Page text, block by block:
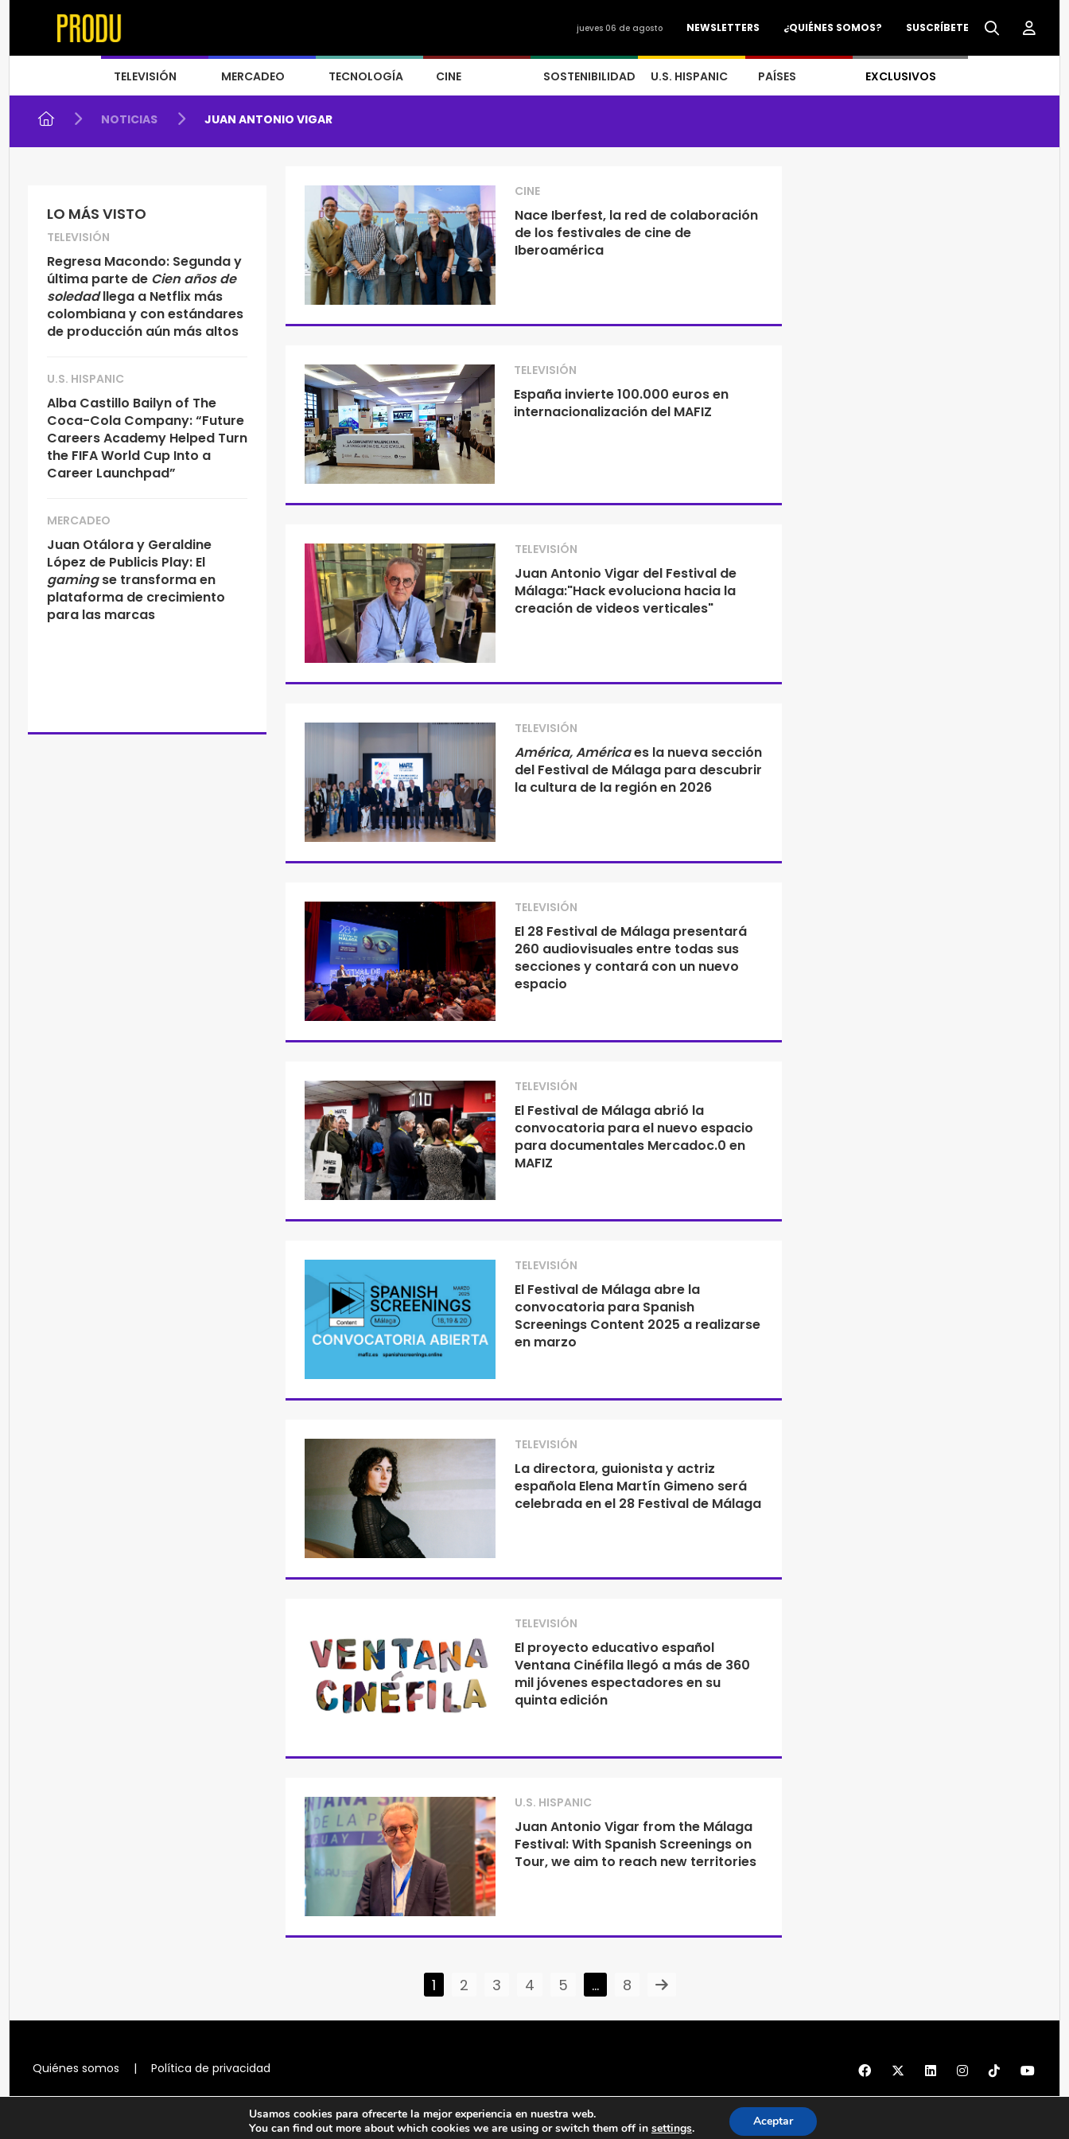
SUSCRÍBETE
¿QUIÉNES SOMOS?
NEWSLETTERS
jueves 06 de agosto
TELEVISIÓN MERCADEO TECNOLOGÍA CINE SOSTENIBILIDAD U.S. HISPANIC PAÍSES EXCLUSIVOS
NOTICIAS JUAN ANTONIO VIGAR
LO MÁS VISTO
TELEVISIÓN
Regresa Macondo: Segunda y
última parte de Cien años de
soledadllega a Netflix más
colombiana y con estándares
de producción aún más altos
U.S. HISPANIC
Alba Castillo Bailyn of The
Coca-Cola Company: “Future
Careers Academy Helped Turn
the FIFA World Cup Into a
Career Launchpad”
MERCADEO
Juan Otálora y Geraldine
López de Publicis Play: El
gamingse transforma en
plataforma de crecimiento
para las marcas
CINE
Nace Iberfest, la red de colaboración
de los festivales de cine de
Iberoamérica
TELEVISIÓN
España invierte 100.000 euros en
internacionalización del MAFIZ
TELEVISIÓN
Juan Antonio Vigar del Festival de
Málaga:"Hack evoluciona hacia la
creación de videos verticales"
TELEVISIÓN
América, Américaes la nueva sección
del Festival de Málaga para descubrir
la cultura de la región en 2026
TELEVISIÓN
El 28 Festival de Málaga presentará
260 audiovisuales entre todas sus
secciones y contará con un nuevo
espacio
TELEVISIÓN
El Festival de Málaga abrió la
convocatoria para el nuevo espacio
para documentales Mercadoc.0 en
MAFIZ
TELEVISIÓN
El Festival de Málaga abre la
convocatoria para Spanish
Screenings Content 2025 a realizarse
en marzo
TELEVISIÓN
La directora, guionista y actriz
española Elena Martín Gimeno será
celebrada en el 28 Festival de Málaga
TELEVISIÓN
El proyecto educativo español
Ventana Cinéfila llegó a más de 360
mil jóvenes espectadores en su
quinta edición
U.S. HISPANIC
Juan Antonio Vigar from the Málaga
Festival: With Spanish Screenings on
Tour, we aim to reach new territories
1 2 3 4 5 … 8
Quiénes somos | Política de privacidad
© 1997 - 2026 PRODU - Todos los derechos reservados
Usamos cookies para ofrecerte la mejor experiencia en nuestra web.
You can find out more about which cookies we are using or switch them off in settings. Aceptar